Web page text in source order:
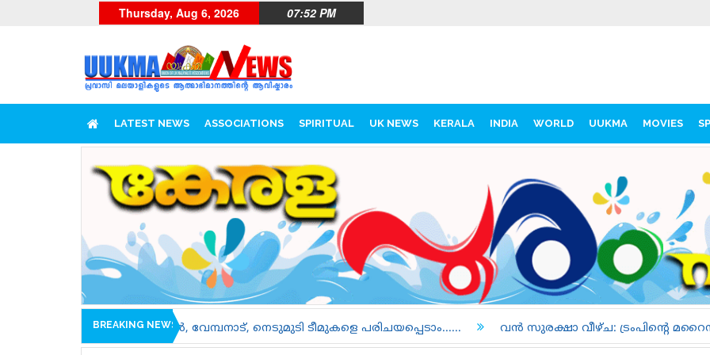
Thursday, Aug 6, 2026 07:52 PM
LATEST NEWS ASSOCIATIONS SPIRITUAL UK NEWS KERALA INDIA WORLD UUKMA MOVIES
BREAKING NEWS
വേമ്പനാട്, നെടുമുടി ടീമുകളെ പരിചയപ്പെടാം...... വൻ സുരക്ഷാ വീഴ്ച: ട്രംപിന്റെ മറൈൻ വണ്ണും